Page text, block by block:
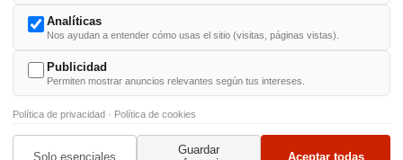
-U- V- W- X - -
© 1999-2014. Todos los derechos reservados.Condiciones de uso
Analíticas
Nos ayudan a entender cómo usas el sitio (visitas, páginas vistas).
Publicidad
Permiten mostrar anuncios relevantes según tus intereses.
Política de privacidad · Política de cookies
Solo esenciales
Guardar
Aceptar todas